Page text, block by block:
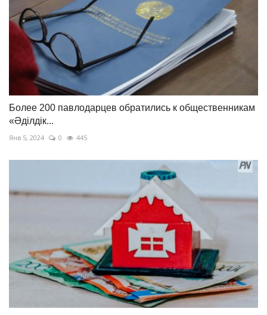
Более 200 павлодарцев обратились к общественникам
«Әділдік...
Янв 5, 2024 0 445